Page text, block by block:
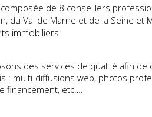
de 8 conseillers
du Val de Marne et de la Seine et
immobiliers.
des services de qualité afin de
multi-diffusions web, photos
financement, etc….